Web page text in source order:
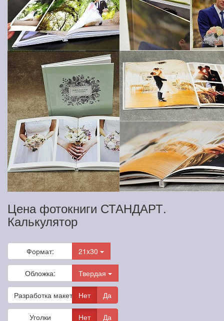
Цена фотокниги СТАНДАРТ.
Калькулятор
Формат: 21x30
Обложка: Твердая
Разработка макета Нет Да
Уголки Нет Да